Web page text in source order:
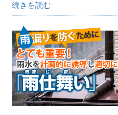
続きを読む